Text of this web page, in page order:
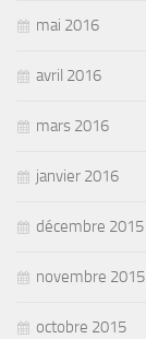
mai 2016
avril 2016
mars 2016
janvier 2016
décembre 2015
novembre 2015
octobre 2015